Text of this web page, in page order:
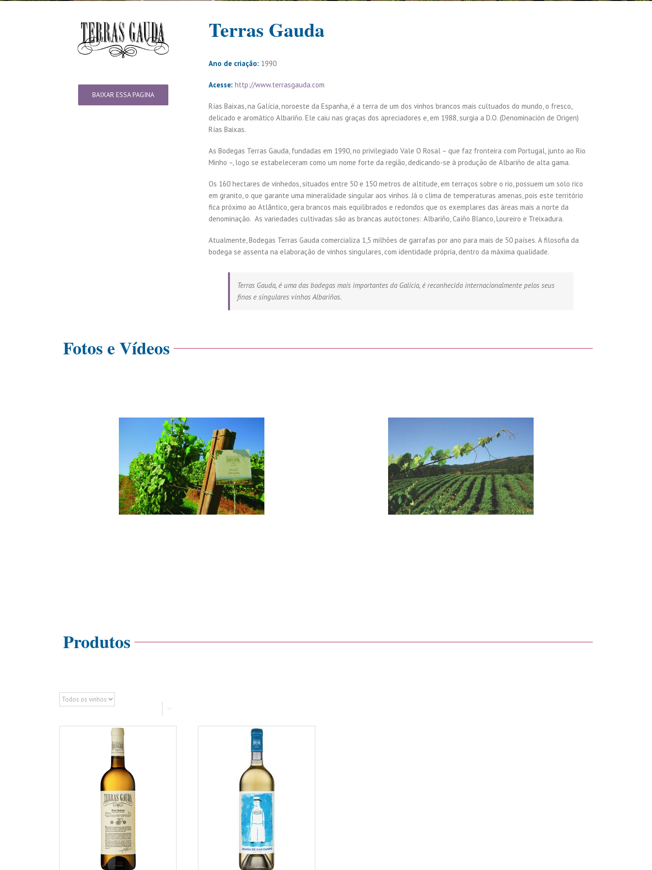
BAIXAR ESSA PAGINA
Terras Gauda
Ano de criação: 1990
Acesse: http://www.terrasgauda.com
Rías Baixas, na Galícia, noroeste da Espanha, é a terra de um dos vinhos brancos mais cultuados do mundo, o fresco,
delicado e aromático Albariño. Ele caiu nas graças dos apreciadores e, em 1988, surgia a D.O. (Denominación de Origen)
Rías Baixas.
As Bodegas Terras Gauda, fundadas em 1990, no privilegiado Vale O Rosal – que faz fronteira com Portugal, junto ao Rio
Minho –, logo se estabeleceram como um nome forte da região, dedicando-se à produção de Albariño de alta gama.
Os 160 hectares de vinhedos, situados entre 50 e 150 metros de altitude, em terraços sobre o rio, possuem um solo rico
em granito, o que garante uma mineralidade singular aos vinhos. Já o clima de temperaturas amenas, pois este território
fica próximo ao Atlântico, gera brancos mais equilibrados e redondos que os exemplares das áreas mais a norte da
denominação. As variedades cultivadas são as brancas autóctones: Albariño, Caíño Blanco, Loureiro e Treixadura.
Atualmente, Bodegas Terras Gauda comercializa 1,5 milhões de garrafas por ano para mais de 50 países. A filosofia da
bodega se assenta na elaboração de vinhos singulares, com identidade própria, dentro da máxima qualidade.
Terras Gauda, é uma das bodegas mais importantes da Galícia, é reconhecida internacionalmente pelos seus
finos e singulares vinhos Albariños.
Fotos e Vídeos
Produtos


